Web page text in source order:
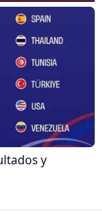
y